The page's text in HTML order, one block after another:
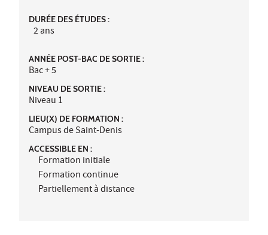
DURÉE DES ÉTUDES :
2 ans
ANNÉE POST-BAC DE SORTIE :
Bac + 5
NIVEAU DE SORTIE :
Niveau 1
LIEU(X) DE FORMATION :
Campus de Saint-Denis
ACCESSIBLE EN :
Formation initiale
Formation continue
Partiellement à distance